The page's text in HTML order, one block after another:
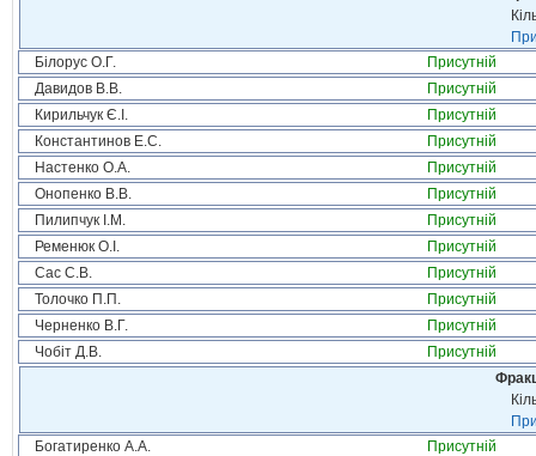
Білорус О.Г.
Присутній
Давидов В.В.
Присутній
Кирильчук Є.І.
Присутній
Константинов Е.С.
Присутній
Настенко О.А.
Присутній
Онопенко В.В.
Присутній
Пилипчук І.М.
Присутній
Ременюк О.І.
Присутній
Сас С.В.
Присутній
Толочко П.П.
Присутній
Черненко В.Г.
Присутній
Чобіт Д.В.
Присутній
Богатиренко А.А.
Присутній